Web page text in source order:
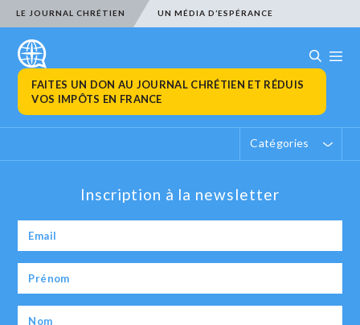
LE JOURNAL CHRÉTIEN UN MÉDIA D’ESPÉRANCE
FAITES UN DON AU JOURNAL CHRÉTIEN ET RÉDUIS
VOS IMPÔTS EN FRANCE
Catégories
Inscription à la newsletter